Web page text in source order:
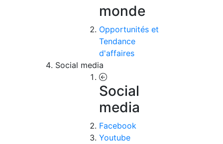
monde
Opportunités et
Tendance
d'affaires
Social media
Social
media
Facebook
Youtube